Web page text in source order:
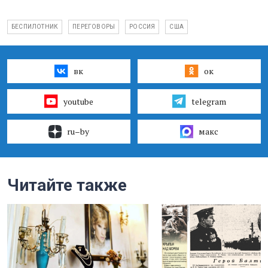
БЕСПИЛОТНИК ПЕРЕГОВОРЫ РОССИЯ США
вк ок
youtube telegram
ru–by макс
Читайте также